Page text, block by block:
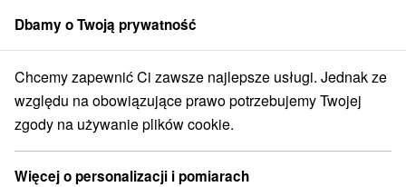
członek grupySorger
Stredné Slovensko Žilinský kraj Čremošné Chata Čremošné
Chata Čremošné
Čremošné
Dbamy o Twoją prywatność
Chcemy zapewnić Ci zawsze najlepsze usługi. Jednak ze
względu na obowiązujące prawo potrzebujemy Twojej
zgody na używanie plików cookie.
Więcej o personalizacji i pomiarach